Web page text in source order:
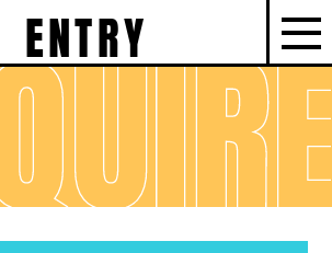
ENTRY